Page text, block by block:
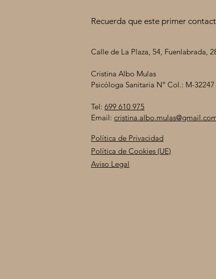
Recuerda que este primer
Calle de La Plaza, 54, Fuenlabrada,
Cristina Albo Mulas
Psicóloga Sanitaria Nº Col.: M-32247
Tel: 699 610 975
Email:
Política de Privacidad
Política de Cookies (UE)
Aviso Legal